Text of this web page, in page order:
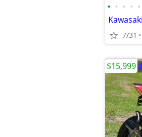
• • • • •
7/31
$15,999